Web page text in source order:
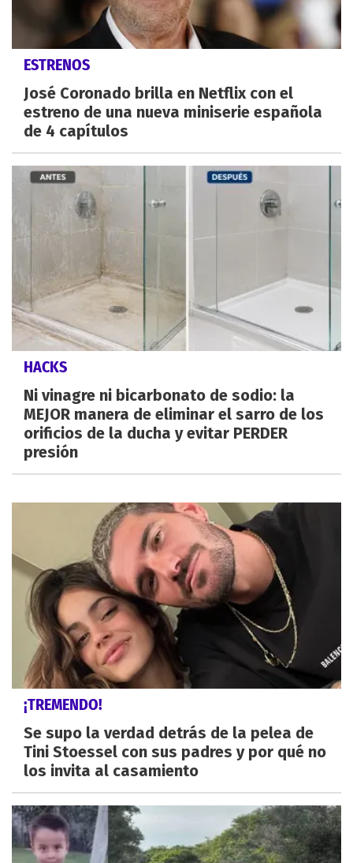
ESTRENOS
José Coronado brilla en Netflix con el
estreno de una nueva miniserie española
de 4 capítulos
HACKS
Ni vinagre ni bicarbonato de sodio: la
MEJOR manera de eliminar el sarro de los
orificios de la ducha y evitar PERDER
presión
¡TREMENDO!
Se supo la verdad detrás de la pelea de
Tini Stoessel con sus padres y por qué no
los invita al casamiento